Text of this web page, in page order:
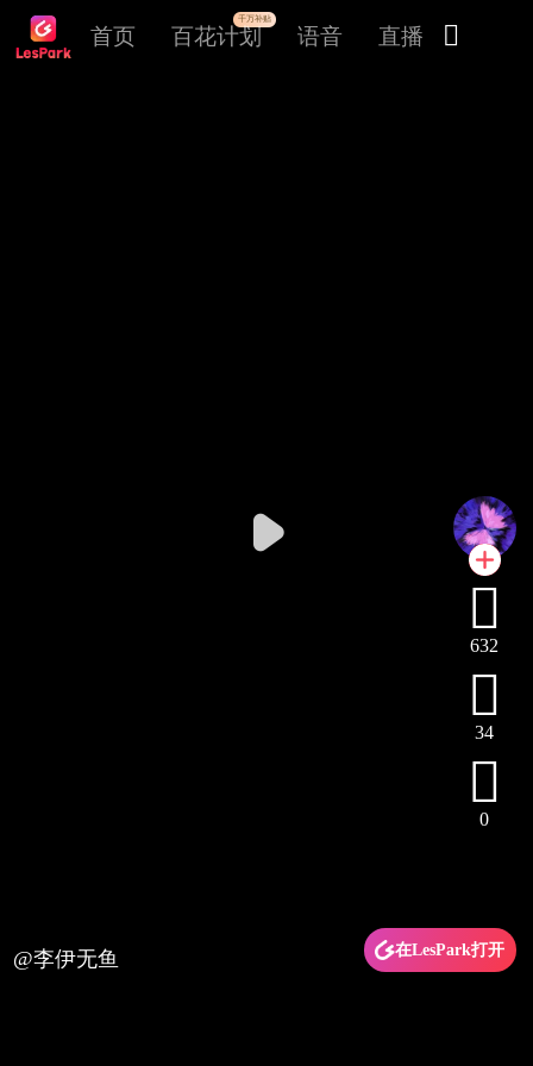
首页
千万补贴
百花计划 语音 直播 

632

34

0
@李伊无鱼 在LesPark打开